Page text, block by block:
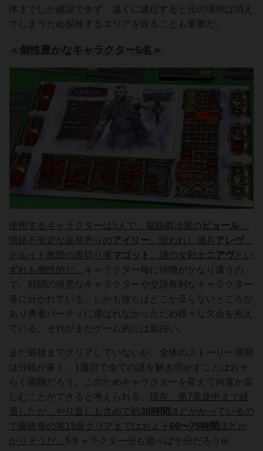
体までしか建設できず、遠くに遠征すると元の場所は消え
てしまうため探検するエリアを絞ることも重要だ。
＜個性豊かなキャラクター5名＞
使用するキャラクターは5人で、脳筋鍛冶屋の ビョール
情緒不安定な薬草売りのアイリー 、呪われし傭兵アレヴ、
ドルイド教団の裏切り者 マゴット 、謎の女戦士 ニアヴとい
ずれも個性的だ。
キャラクター毎に特徴がかなり違うの
で、戦闘の得意なキャラクターや交渉有利なキャラクター
等に分かれている。しかも彼らはどこか至らないところが
あり勇者パーティに選ばれなかったため様々な欠点を抱え
ている。それがまたゲーム的には面白い。
まだ最後までクリアしていないが、全体のストーリー展開
は分岐が多く、1週目で全ての謎を解き明かすことはおそ
らく困難だろう。このためキャラクターを変えて何度か楽
しむことができると考えられる。
現在、第7章途中まで経
過したが、やり直しも含めて約30時間 ほどかかっているの
で最終章の第15章クリアまではおよそ60〜75時間 ほどか
かりそうだ。 5キャラクター分も遊べば十分だろうw